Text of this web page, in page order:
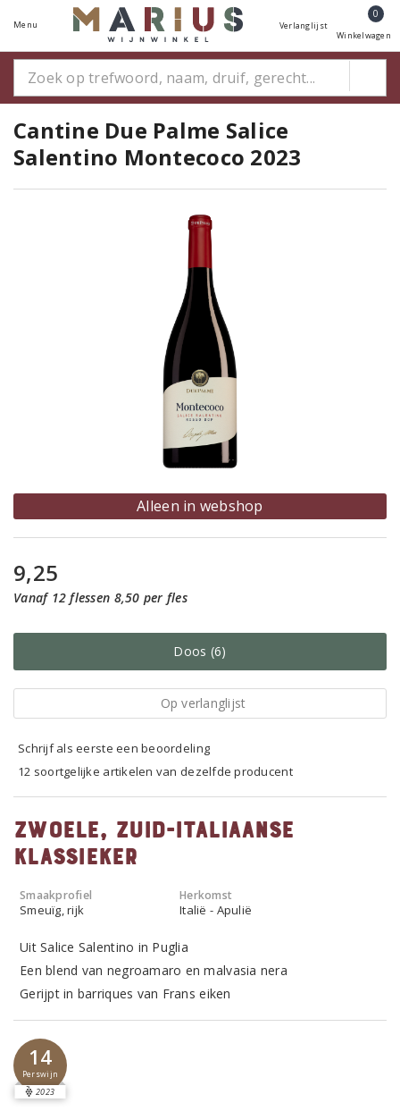
Menu Verlanglijst
0
Winkelwagen
Cantine Due Palme Salice
Salentino Montecoco 2023
Alleen in webshop
9,25
Vanaf 12 flessen 8,50 per fles
Doos (6)
Op verlanglijst
Schrijf als eerste een beoordeling
12 soortgelijke artikelen van dezelfde producent
Zwoele, Zuid-Italiaanse
klassieker
Smaakprofiel
Smeuïg, rijk
Herkomst
Italië - Apulië
Uit Salice Salentino in Puglia
Een blend van negroamaro en malvasia nera
Gerijpt in barriques van Frans eiken
14
Perswijn
2023